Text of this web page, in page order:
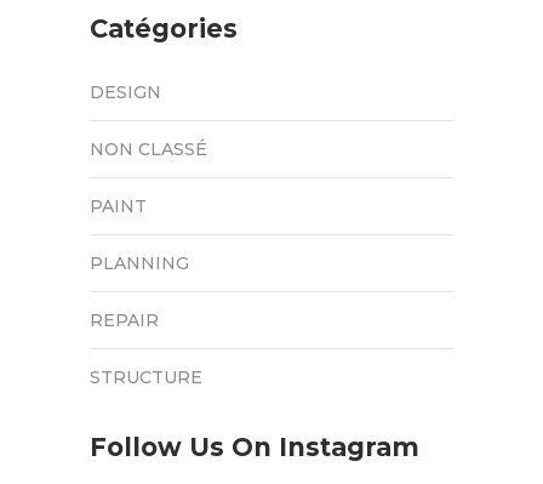
Catégories
DESIGN
NON CLASSÉ
PAINT
PLANNING
REPAIR
STRUCTURE
Follow Us On Instagram